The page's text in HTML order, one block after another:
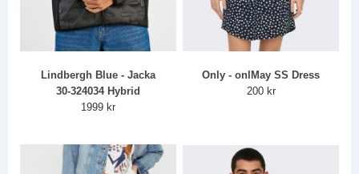
Lindbergh Blue - Jacka
30-324034 Hybrid
1999 kr
Only - onlMay SS Dress
200 kr